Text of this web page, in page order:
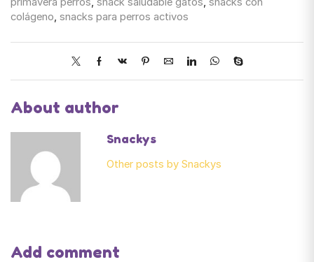
colágeno, snacks para perros activos
About author
Snackys
Other posts by Snackys
Add comment